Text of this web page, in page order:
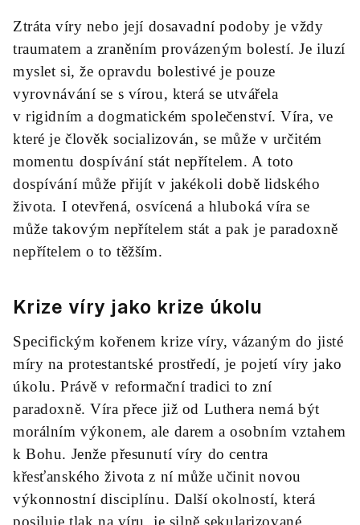
Ztráta víry nebo její dosavadní podoby je vždy
traumatem a zraněním provázeným bolestí. Je iluzí
myslet si, že opravdu bolestivé je pouze
vyrovnávání se s vírou, která se utvářela
v rigidním a dogmatickém společenství. Víra, ve
které je člověk socializován, se může v určitém
momentu dospívání stát nepřítelem. A toto
dospívání může přijít v jakékoli době lidského
života. I otevřená, osvícená a hluboká víra se
může takovým nepřítelem stát a pak je paradoxně
nepřítelem o to těžším.
Krize víry jako krize úkolu
Specifickým kořenem krize víry, vázaným do jisté
míry na protestantské prostředí, je pojetí víry jako
úkolu. Právě v reformační tradici to zní
paradoxně. Víra přece již od Luthera nemá být
morálním výkonem, ale darem a osobním vztahem
k Bohu. Jenže přesunutí víry do centra
křesťanského života z ní může učinit novou
výkonnostní disciplínu. Další okolností, která
posiluje tlak na víru, je silně sekularizované